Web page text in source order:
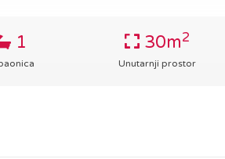
1 30m2
Unutarnji prostor